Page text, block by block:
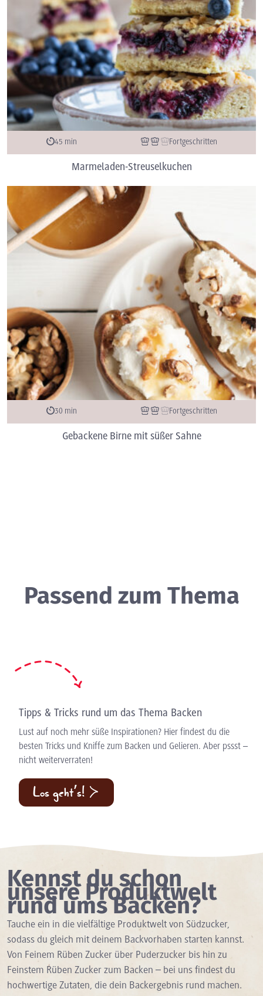
45 min Fortgeschritten
Marmeladen-Streuselkuchen
30 min Fortgeschritten
Gebackene Birne mit süßer Sahne
Passend zum Thema
Tipps & Tricks rund um das Thema Backen
Lust auf noch mehr süße Inspirationen? Hier findest du die
besten Tricks und Kniffe zum Backen und Gelieren. Aber pssst –
nicht weiterverraten!
Los geht’s!
Kennst du schon
unsere Produktwelt
rund ums Backen?
Tauche ein in die vielfältige Produktwelt von Südzucker,
sodass du gleich mit deinem Backvorhaben starten kannst.
Von Feinem Rüben Zucker über Puderzucker bis hin zu
Feinstem Rüben Zucker zum Backen – bei uns findest du
hochwertige Zutaten, die dein Backergebnis rund machen.